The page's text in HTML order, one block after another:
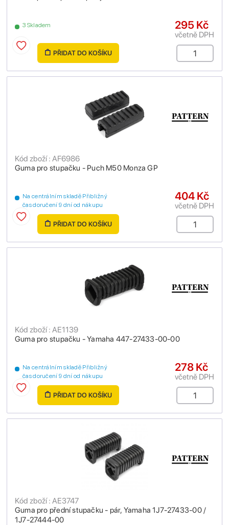
3 Skladem 295 Kč
včetně DPH
PŘIDAT DO KOŠÍKU
Guma pro stupačku - Puch M50 Monza GP
Kód zboží : AF6986
Na centrálním skladě Přibližný
čas doručení 9 dní od nákupu
404 Kč
včetně DPH
PŘIDAT DO KOŠÍKU
Guma pro stupačku - Yamaha 447-27433-00-00
Kód zboží : AE1139
Na centrálním skladě Přibližný
čas doručení 9 dní od nákupu
278 Kč
včetně DPH
PŘIDAT DO KOŠÍKU
Guma pro přední stupačku - pár, Yamaha 1J7-27433-00 /
1J7-27444-00
Kód zboží : AE3747